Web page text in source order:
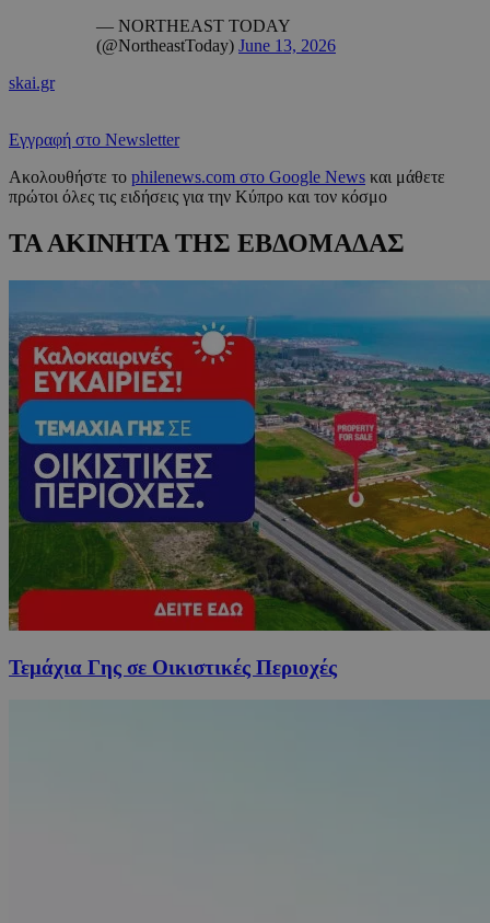
— NORTHEAST TODAY
(@NortheastToday) June 13, 2026
skai.gr
Εγγραφή στο Newsletter
Ακολουθήστε το philenews.com στο Google News και μάθετε
πρώτοι όλες τις ειδήσεις για την Κύπρο και τον κόσμο
ΤΑ ΑΚΙΝΗΤΑ ΤΗΣ ΕΒΔΟΜΑΔΑΣ
Τεμάχια Γης σε Οικιστικές Περιοχές